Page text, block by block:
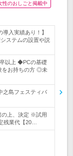
性のおしごと掲載中
導入実績あり！】
ステムの設置や説
以上 ◆PCの基礎
をお持ちの方 ◎未
之島フェスティバ
の上、決定 ※試用
残業代【20…